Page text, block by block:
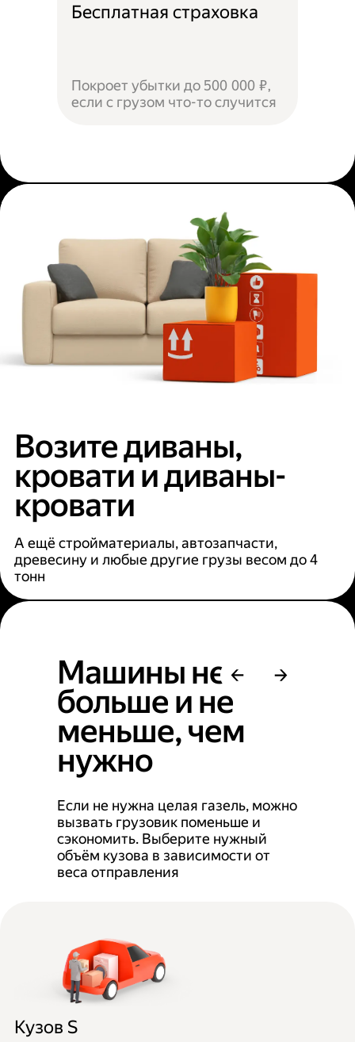
Бесплатная страховка
Покроет убытки до 500 000 ₽,
если с грузом что-то случится
Возите диваны,
кровати и диваны-
кровати
А ещё стройматериалы, автозапчасти,
древесину и любые другие грузы весом до 4
тонн
Машины не
больше и не
меньше, чем
нужно
Если не нужна целая газель, можно
вызвать грузовик поменьше и
сэкономить. Выберите нужный
объём кузова в зависимости от
веса отправления
Кузов S